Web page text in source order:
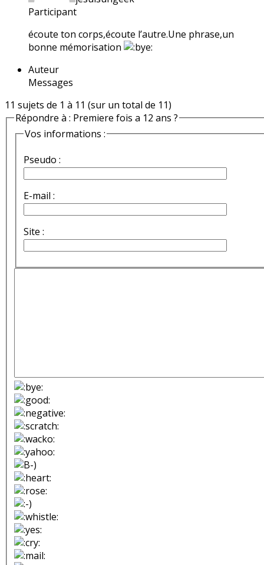
Participant
écoute ton corps,écoute l’autre.Une phrase,un
bonne mémorisation
Auteur
Messages
11 sujets de 1 à 11 (sur un total de 11)
Répondre à : Premiere fois a 12 ans ?
Vos informations :
Pseudo :
E-mail :
Site :